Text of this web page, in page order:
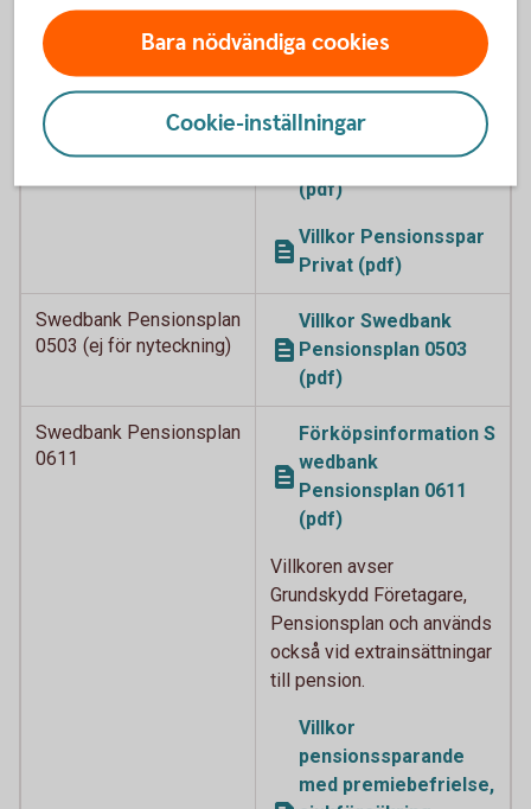
Pensionsförsäkring
(pdf)
Pensionsspar Privat
Förköpsinformation
Pensionsspar Privat
(pdf)
Villkor Pensionsspar
Privat (pdf)
Swedbank Pensionsplan
0503 (ej för nyteckning)
Villkor Swedbank
Pensionsplan 0503
(pdf)
Swedbank Pensionsplan
0611
Förköpsinformation S
wedbank
Pensionsplan 0611
(pdf)
Villkoren avser
Grundskydd Företagare,
Pensionsplan och används
också vid extrainsättningar
till pension.
Villkor
pensionssparande
med premiebefrielse,
Bara nödvändiga cookies
Cookie-inställningar